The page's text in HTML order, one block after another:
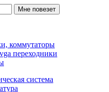
коммутаторы
переходники
система